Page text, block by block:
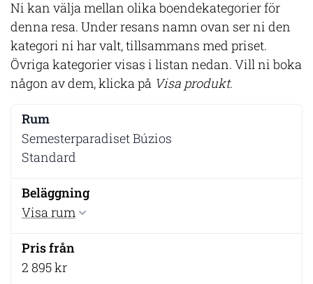
Ni kan välja mellan olika boendekategorier för
denna resa. Under resans namn ovan ser ni den
kategori ni har valt, tillsammans med priset.
Övriga kategorier visas i listan nedan. Vill ni boka
någon av dem, klicka på Visa produkt.
Semesterparadiset Búzios
Standard
Visa rum
2 895 kr